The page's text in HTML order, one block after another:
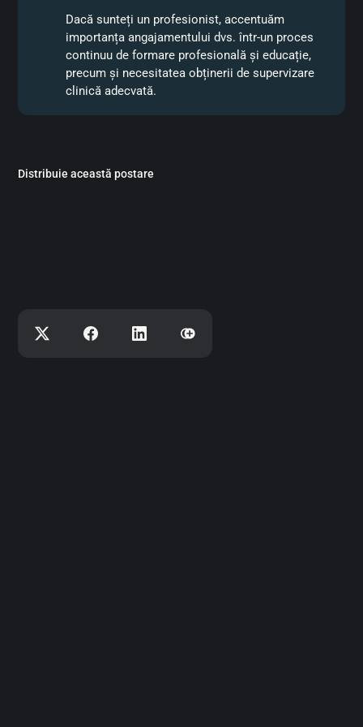
Dacă sunteți un profesionist, accentuăm
importanța angajamentului dvs. într-un proces
continuu de formare profesională și educație,
precum și necesitatea obținerii de supervizare
clinică adecvată.
Distribuie această postare